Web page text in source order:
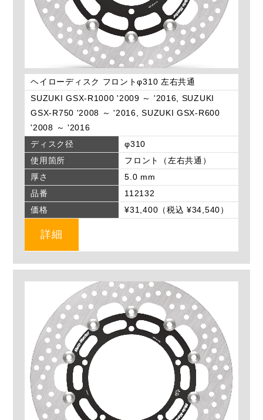
ヘイローディスク フロントφ310 左右共通
SUZUKI GSX-R1000 '2009 ～ '2016, SUZUKI
GSX-R750 '2008 ～ '2016, SUZUKI GSX-R600
'2008 ～ '2016
ディスク径
φ310
使用箇所
フロント（左右共通）
厚さ
5.0 mm
品番
112132
価格
¥31,400（税込 ¥34,540）
詳細